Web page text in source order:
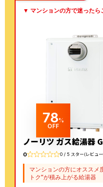
▼ マンションの方で迷ったら
78%
OFF
ノーリツ ガス給湯器
0 0 / 5 スター(レビュ
マンションの方にオススメ
トク”が積み上がる給湯器